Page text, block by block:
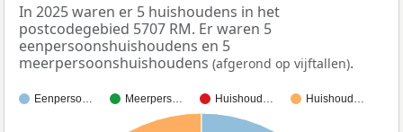
In 2025 waren er 5 huishoudens in het
postcodegebied 5707 RM. Er waren 5
eenpersoonshuishoudens en 5
meerpersoonshuishoudens (afgerond op vijftallen).
Eenperso… Meerpers… Huishoud… Huishoud…